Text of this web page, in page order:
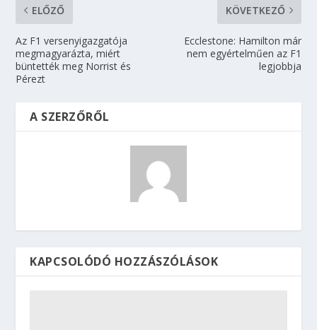
ELŐZŐ
Az F1 versenyigazgatója
megmagyarázta, miért
büntették meg Norrist és
Pérezt
KÖVETKEZŐ
Ecclestone: Hamilton már
nem egyértelműen az F1
legjobbja
A SZERZŐRŐL
KAPCSOLÓDÓ HOZZÁSZÓLÁSOK